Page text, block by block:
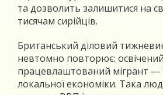
та дозволить залишитися на
тисячам сирійців.
Британський діловий
невтомно повторює: освічений
працевлаштований мігрант —
локальної економіки. Така